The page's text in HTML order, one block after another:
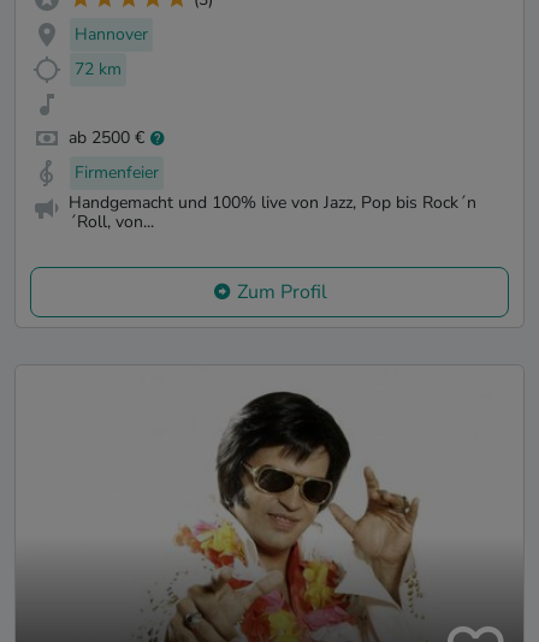
Hannover
72 km
ab 2500 €
Firmenfeier
Handgemacht und 100% live von Jazz, Pop bis Rock´n
´Roll, von...
Zum Profil